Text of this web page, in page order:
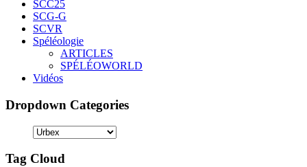
SCC25
SCG-G
SCVR
Spéléologie
ARTICLES
SPÉLÉOWORLD
Vidéos
Dropdown Categories
Tag Cloud